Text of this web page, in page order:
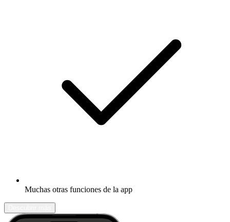
Muchas otras funciones de la app